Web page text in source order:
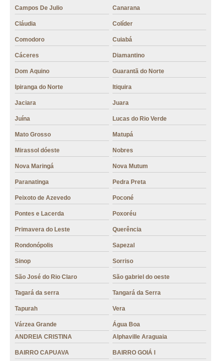
preço de café em grãos JARDIM PRESIDENTE
preço de grãos para café expresso Luziânia
grãos para café expresso RECANTO DO BOSQUE
loja de grão café gourmet SETOR SUDOESTE
grão café gourmet valor Alphaville Araguaia
preço de grão de café moído VILA SANTA ISABEL
loja de grãos para café expresso SETOR BUENO
loja de grão de café moído Falçalville
loja de grão de café gourmet VILA MORAES
preço de grão de café moído Goiânia
grão de café Jaciara
grão de café valor BAIRRO GOIÁ I
preço de grão de café VILA SANTA HELENA
grão de café moído valor VILA ABAJÁ
grão de café gourmet Plano Piloto
grão café gourmet valor Sorriso
loja de grão café Pedra Preta
grão de café cru BAIRRO N. SENHORA DE FÁTIMA
grão de café torrado valor SETOR BUENO
Campos De Julio Canarana
Cláudia Colíder
Comodoro Cuiabá
Cáceres Diamantino
Dom Aquino Guarantã do Norte
Ipiranga do Norte Itiquira
Jaciara Juara
Juína Lucas do Rio Verde
Mato Grosso Matupá
Mirassol dóeste Nobres
Nova Maringá Nova Mutum
Paranatinga Pedra Preta
Peixoto de Azevedo Poconé
Pontes e Lacerda Poxoréu
Primavera do Leste Querência
Rondonópolis Sapezal
Sinop Sorriso
São José do Rio Claro São gabriel do oeste
Tagará da serra Tangará da Serra
Tapurah Vera
Várzea Grande
Água Boa
ANDREIA CRISTINA
Alphaville Araguaia
BAIRRO CAPUAVA BAIRRO GOIÁ I